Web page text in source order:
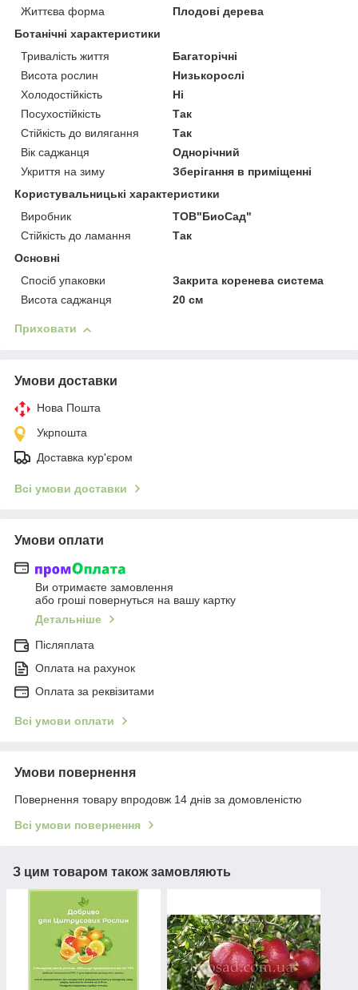
Життєва форма
Плодові дерева
Ботанічні характеристики
Тривалість життя
Багаторічні
Висота рослин
Низькорослі
Холодостійкість
Ні
Посухостійкість
Так
Стійкість до вилягання
Так
Вік саджанця
Однорічний
Укриття на зиму
Зберігання в приміщенні
Користувальницькі характеристики
Виробник
ТОВ"БиоСад"
Стійкість до ламання
Так
Основні
Спосіб упаковки
Закрита коренева система
Висота саджанця
20 см
Приховати
Умови доставки
Нова Пошта
Укрпошта
Доставка кур'єром
Всі умови доставки
Умови оплати
Ви отримаєте замовлення
або гроші повернуться на вашу картку
Детальніше
Післяплата
Оплата на рахунок
Оплата за реквізитами
Всі умови оплати
Умови повернення
Повернення товару впродовж 14 днів за домовленістю
Всі умови повернення
З цим товаром також замовляють